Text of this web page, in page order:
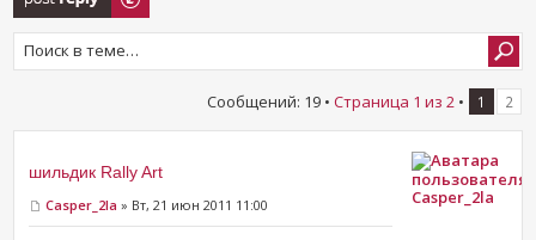
Сообщений: 19 • Страница 1 из 2 • 1 2
шильдик Rally Art
Casper_2la » Вт, 21 июн 2011 11:00 Casper_2la